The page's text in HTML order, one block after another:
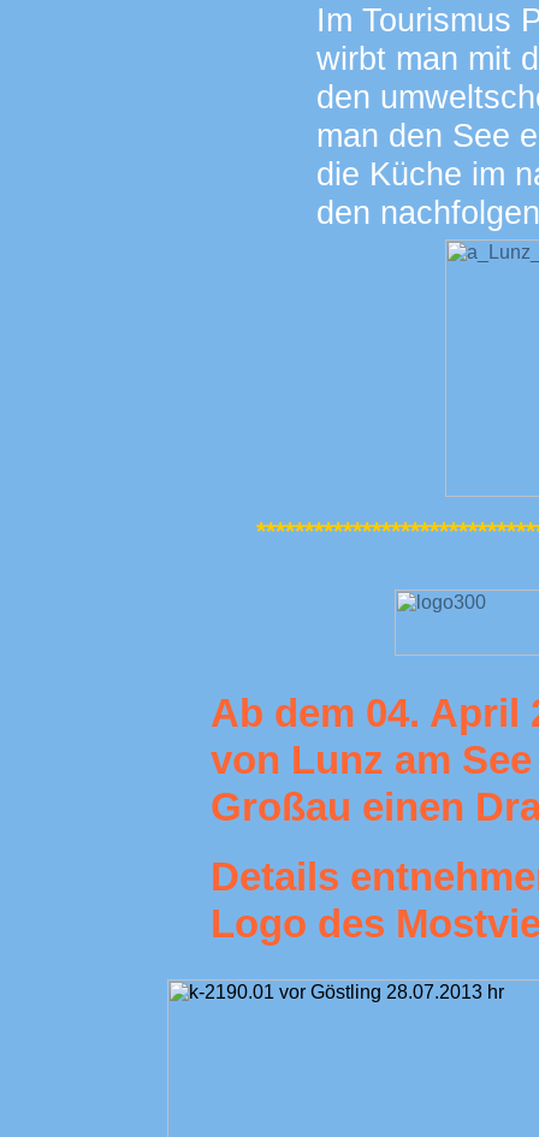
Im Tourismus
wirbt man mit
den
man den See
die Küche im
den
Ab dem 04. April
von Lunz am
Großau einen
Details
Logo des